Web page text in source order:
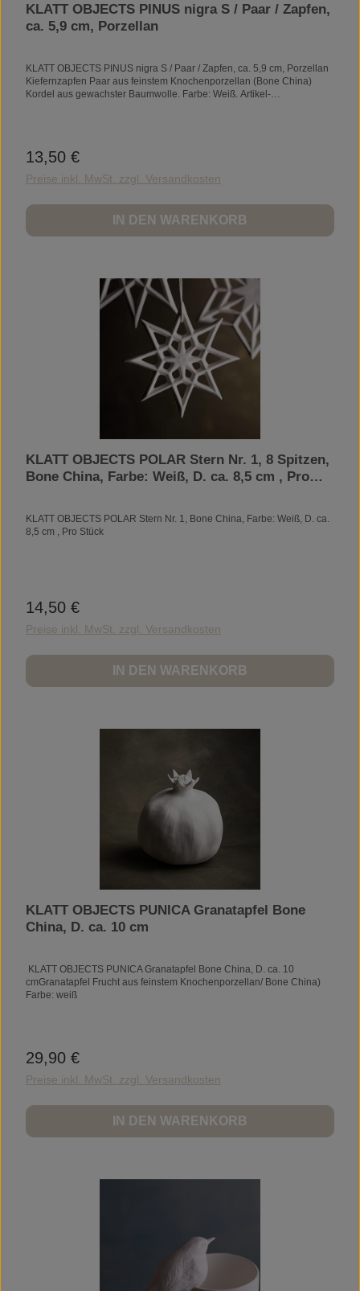
KLATT OBJECTS PINUS nigra S / Paar / Zapfen,
ca. 5,9 cm, Porzellan
KLATT OBJECTS PINUS nigra S / Paar / Zapfen, ca. 5,9 cm, Porzellan
Kiefernzapfen Paar aus feinstem Knochenporzellan (Bone China)
Kordel aus gewachster Baumwolle. Farbe: Weiß. Artikel-
Regulärer Preis:
13,50 €
Preise inkl. MwSt. zzgl. Versandkosten
IN DEN WARENKORB
KLATT OBJECTS POLAR Stern Nr. 1, 8 Spitzen,
Bone China, Farbe: Weiß, D. ca. 8,5 cm , Pro
KLATT OBJECTS POLAR Stern Nr. 1, Bone China, Farbe: Weiß, D. ca.
8,5 cm , Pro Stück
Regulärer Preis:
14,50 €
Preise inkl. MwSt. zzgl. Versandkosten
IN DEN WARENKORB
KLATT OBJECTS PUNICA Granatapfel Bone
China, D. ca. 10 cm
KLATT OBJECTS PUNICA Granatapfel Bone China, D. ca. 10
cmGranatapfel Frucht aus feinstem Knochenporzellan/ Bone China)
Farbe: weiß
Regulärer Preis:
29,90 €
Preise inkl. MwSt. zzgl. Versandkosten
IN DEN WARENKORB